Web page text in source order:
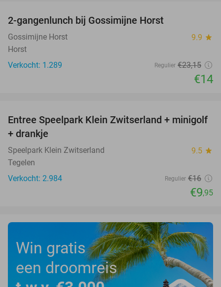
2-gangenlunch bij Gossimijne Horst
Gossimijne Horst 9.9 star
Horst
Verkocht: 1.289
Regulier €23,15
€14
38%
Entree Speelpark Klein Zwitserland + minigolf
+ drankje
Speelpark Klein Zwitserland 9.5 star
Tegelen
Verkocht: 2.984
Regulier €16
€9,95
Win gratis
een droomreis